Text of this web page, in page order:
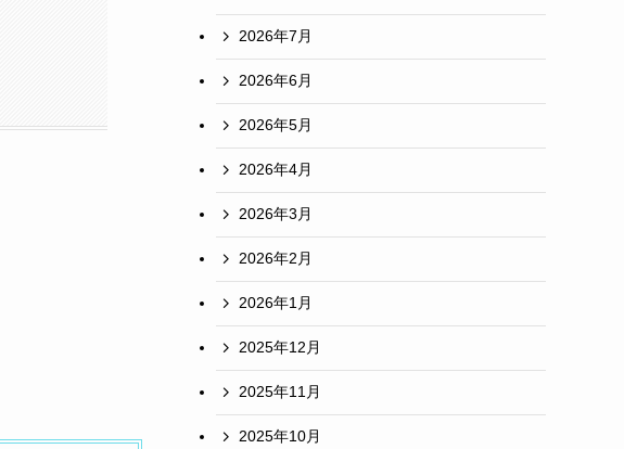
2026年7月
2026年6月
2026年5月
2026年4月
2026年3月
2026年2月
2026年1月
2025年12月
2025年11月
2025年10月